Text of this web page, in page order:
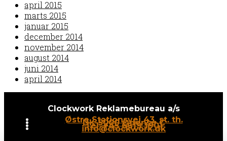
april 2015
marts 2015
januar 2015
december 2014
november 2014
august 2014
juni 2014
april 2014
Clockwork Reklamebureau a/s
Østre Stationsvej 43, st. th.
DK-5000 Odense C
Tel: +45 6619 1901
info@clockwork.dk